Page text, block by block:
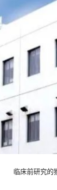
临床前研究的